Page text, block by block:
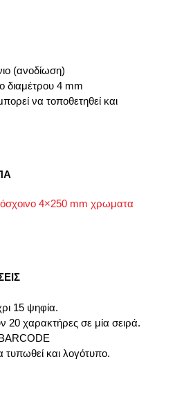
(ανοδίωση)
διαμέτρου 4 mm
να τοποθετηθεί και
15 ψηφία.
χαρακτήρες σε μία σειρά.
τυπωθεί και λογότυπο.